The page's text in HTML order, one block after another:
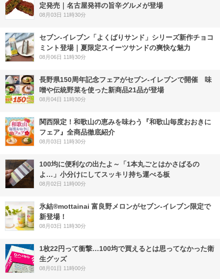
定発売｜名古屋発祥の旨辛グルメが登場
08月03日 11時30分
セブン‐イレブン「よくばりサンド」シリーズ新作チョコ
ミント登場｜夏限定スイーツサンドの爽快な魅力
08月06日 11時30分
長野県150周年記念フェアがセブン-イレブンで開催 味
噌や伝統野菜を使った新商品21品が登場
08月04日 11時30分
関西限定！和歌山の恵みを味わう『和歌山毎度おおきに
フェア』全商品徹底紹介
08月03日 11時30分
100均に便利なの出たよ～「1本丸ごとはかさばるの
よ…」小分けにしてスッキリ持ち運べる板
08月02日 11時00分
氷結®mottainai 富良野メロンがセブン‐イレブン限定で
新登場！
08月03日 11時30分
1枚22円って衝撃…100均で買えるとは思ってなかった衛
生グッズ
08月01日 11時00分